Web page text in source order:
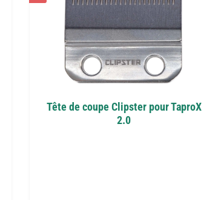
Tête de coupe Clipster pour TaproX
2.0